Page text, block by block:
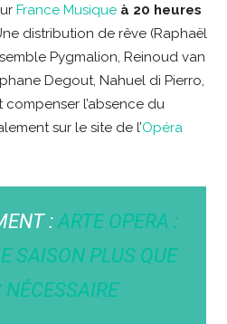
France Musique à 20 heures
distribution de rêve (Raphaël
Pygmalion, Reinoud van
Degout, Nahuel di Pierro,
compenser l’absence du
sur le site de l’Opéra
:ARTE OPERA :
SAISON PLUS QUE